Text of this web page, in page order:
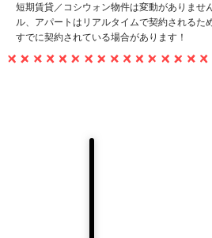
短期賃貸／コシウォン物件は変動がありませ
ル、アパートはリアルタイムで契約されるた
すでに契約されている場合があります！